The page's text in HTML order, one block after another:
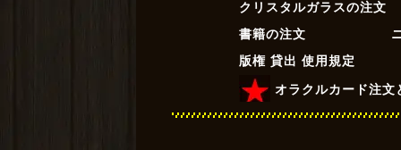
クリスタルガラスの注文
書籍の注文
版権 貸出 使用規定
オラクルカード注